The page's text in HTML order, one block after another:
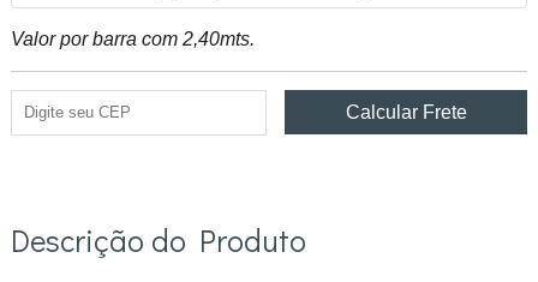
Valor por barra com 2,40mts.
Descrição do Produto